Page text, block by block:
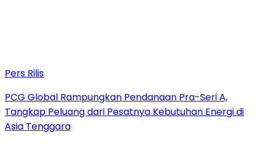
Pers Rilis
PCG Global Rampungkan Pendanaan Pra-Seri A,
Tangkap Peluang dari Pesatnya Kebutuhan Energi di
Asia Tenggara